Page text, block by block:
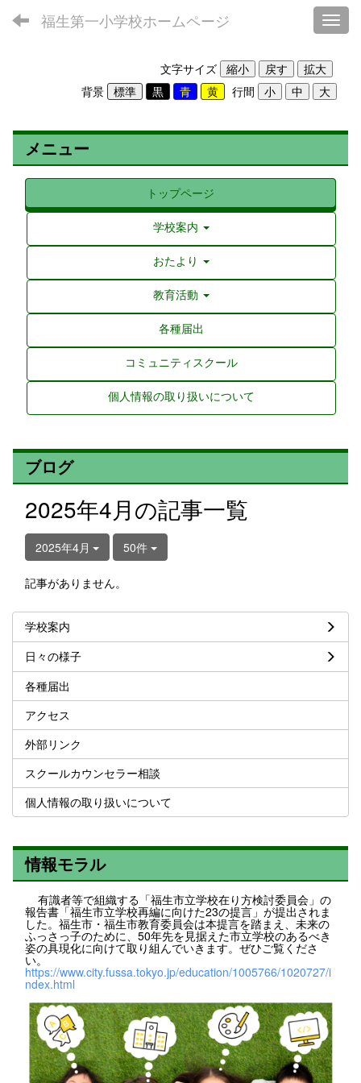
福生第一小学校ホームページ
文字サイズ
背景
行間
メニュー
トップページ
学校案内
おたより
教育活動
各種届出
コミュニティスクール
個人情報の取り扱いについて
ブログ
2025年4月の記事一覧
2025年4月 50件
記事がありません。
学校案内
日々の様子
各種届出
アクセス
外部リンク
スクールカウンセラー相談
個人情報の取り扱いについて
情報モラル
有識者等で組織する「福生市立学校在り方検討委員会」の
報告書「福生市立学校再編に向けた23の提言」が提出されま
した。福生市・福生市教育委員会は本提言を踏まえ、未来の
ふっさっ子のために、50年先を見据えた市立学校のあるべき
姿の具現化に向けて取り組んでいきます。ぜひご覧くださ
い。
https://www.city.fussa.tokyo.jp/education/1005766/1020727/i
ndex.html